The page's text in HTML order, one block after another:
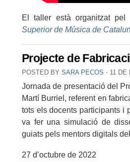
El taller està organitzat
Superior de Música de
Projecte de
POSTED BY SARA PECOS ⋅ 11 DE
Jornada de presentació del
Martí Burriel, referent en
tots els docents participants i
va fer una simulació de
guiats pels mentors digitals
27 d’octubre de 2022